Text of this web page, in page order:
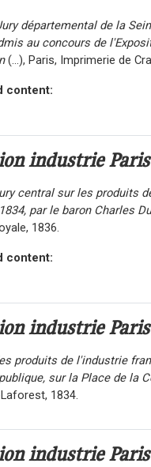
départemental de la
au concours de
(...), Paris, Imprimerie de
content:
industrie Paris
central sur les produits
par le baron Charles
1836.
content:
industrie Paris
produits de l'industrie
sur la Place de la
1834.
industrie Paris